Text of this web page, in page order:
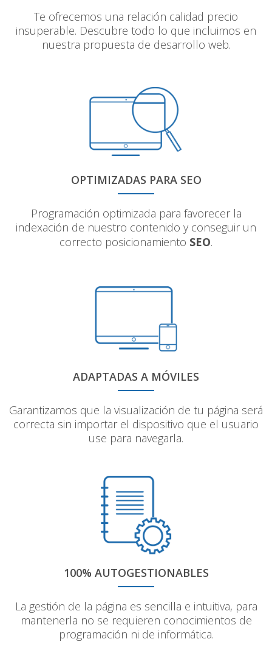
Te ofrecemos una relación calidad precio
insuperable. Descubre todo lo que incluimos en
nuestra propuesta de desarrollo web.
OPTIMIZADAS PARA SEO
Programación optimizada para favorecer la
indexación de nuestro contenido y conseguir un
correcto posicionamiento SEO.
ADAPTADAS A MÓVILES
Garantizamos que la visualización de tu página será
correcta sin importar el dispositivo que el usuario
use para navegarla.
100% AUTOGESTIONABLES
La gestión de la página es sencilla e intuitiva, para
mantenerla no se requieren conocimientos de
programación ni de informática.